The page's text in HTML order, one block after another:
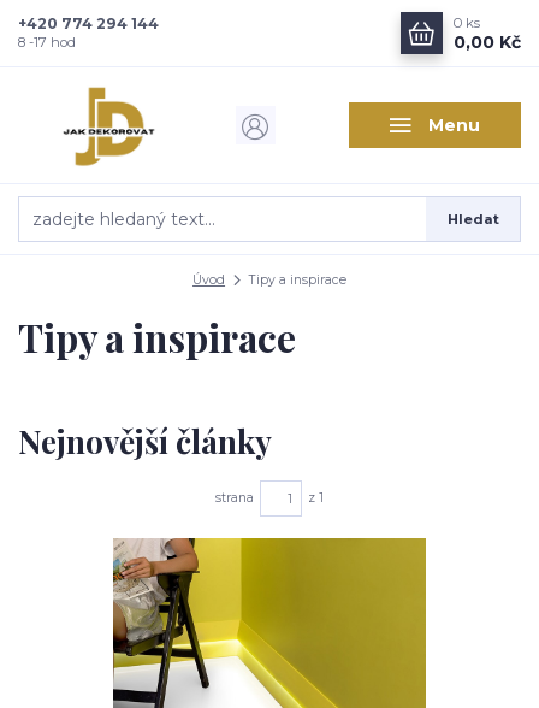
Menu
Hledat
+420 774 294 144
8 -17 hod
0 ks
0,00 Kč
Úvod Tipy a inspirace
Tipy a inspirace
Nejnovější články
strana z 1